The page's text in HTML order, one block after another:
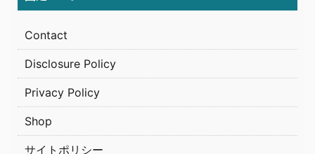
Contact
Disclosure Policy
Privacy Policy
Shop
サイトポリシー